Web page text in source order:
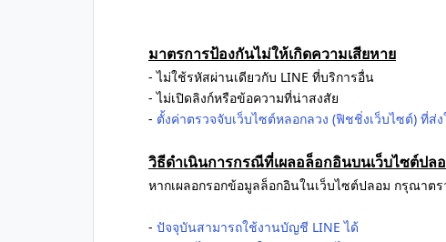
มาตรการป้องกันไม่ให้เกิดความเสียหาย
- ไม่ใช้รหัสผ่านเดียวกับ LINE ที่บริการอื่น
- ไม่เปิดลิงก์หรือข้อความที่น่าสงสัย
- ตั้งค่าตรวจจับเว็บไซต์หลอกลวง (ฟิชชิ่งเว็บไซต์) ที่ส่
วิธีดำเนินการกรณีที่เผลอล็อกอินบนเว็บไซต์ปล
หากเผลอกรอกข้อมูลล็อกอินในเว็บไซต์ปลอม กรุณา
- ปัจจุบันสามารถใช้งานบัญชี LINE ได้